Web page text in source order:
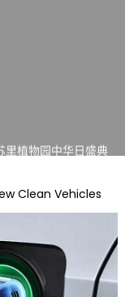
植物园中华日盛典
界亲身体验划行乐
物多样性研究与中美
赴约 —— 密苏里植物
Clean Vehicles